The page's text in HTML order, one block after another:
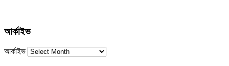
আর্কাইভ
আর্কাইভ